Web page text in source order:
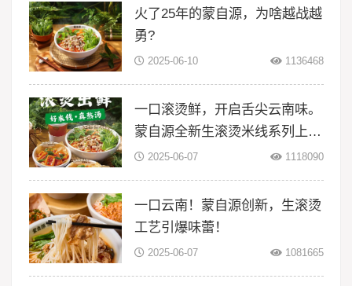
火了25年的蒙自源，为啥越战越
勇?
2025-06-10 1136468
一口滚烫鲜，开启舌尖云南味。
蒙自源全新生滚烫米线系列上
线！2025-06-07 1118090
一口云南！蒙自源创新，生滚烫
工艺引爆味蕾！
2025-06-07 1081665